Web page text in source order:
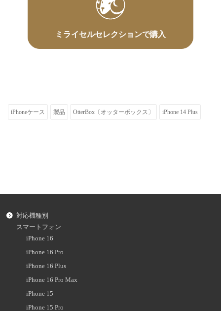
ミライセルセレクションで購入
iPhoneケース 製品 OtterBox〔オッターボックス〕 iPhone 14 Plus
対応機種別
スマートフォン
iPhone 16
iPhone 16 Pro
iPhone 16 Plus
iPhone 16 Pro Max
iPhone 15
iPhone 15 Pro